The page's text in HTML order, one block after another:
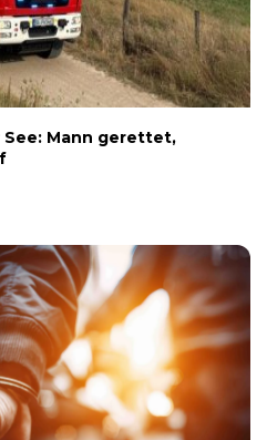
See: Mann gerettet,